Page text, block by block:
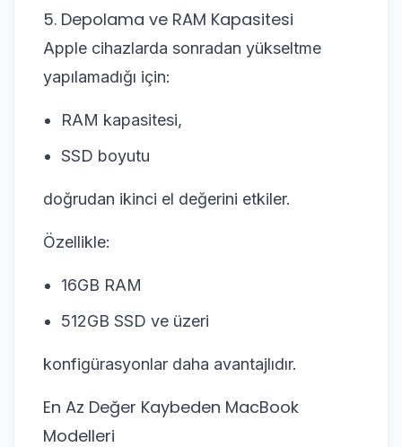
5. Depolama ve RAM Kapasitesi
Apple cihazlarda sonradan yükseltme
yapılamadığı için:
RAM kapasitesi,
SSD boyutu
doğrudan ikinci el değerini etkiler.
Özellikle:
16GB RAM
512GB SSD ve üzeri
konfigürasyonlar daha avantajlıdır.
En Az Değer Kaybeden MacBook
Modelleri